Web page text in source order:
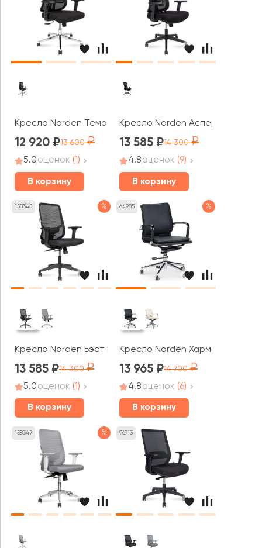
Кресло Norden Тема Хром / Tema Сhrome 2D LB
12 920 13 600
5.0оценок (1)
В корзину
Кресло Norden Аспер LB /
13 585 14 300
4.8оценок (9)
В корзину
158345 %
Кресло Norden Бэст LB / Best LB черный пластик
13 585 14 300
5.0оценок (1)
В корзину
64985 %
Кресло Norden Харман LB
13 965 14 700
4.8оценок (6)
В корзину
158347 % 96913